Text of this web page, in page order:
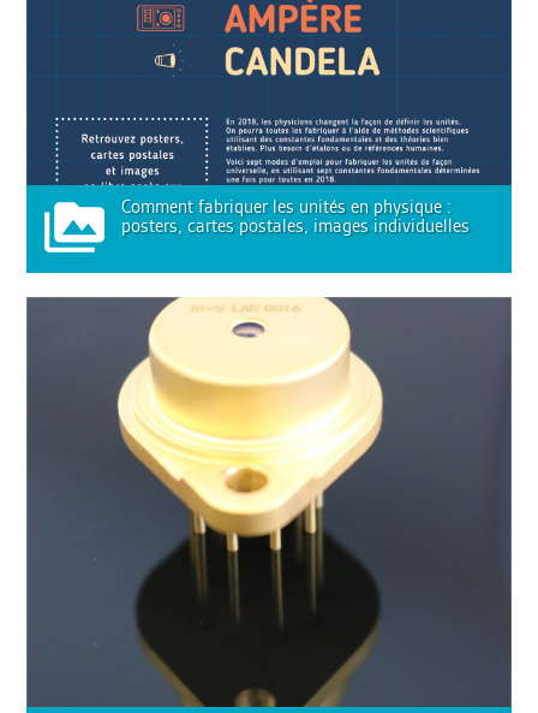
Comment fabriquer les unités en physique :
posters, cartes postales, images individuelles